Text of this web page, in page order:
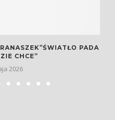
PADA
CHCE”
2026